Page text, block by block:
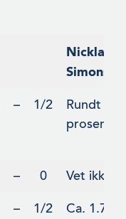
Nicklas
Simonsen
– 1/2
Rundt 80
prosent.
– 0 Vet ikke.
– 1/2
Ca. 1.700